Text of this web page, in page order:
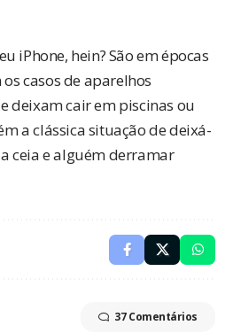
iPhone, hein? São em épocas
casos de aparelhos
deixam cair em piscinas ou
a clássica situação de deixá-
ceia e alguém derramar
37 Comentários